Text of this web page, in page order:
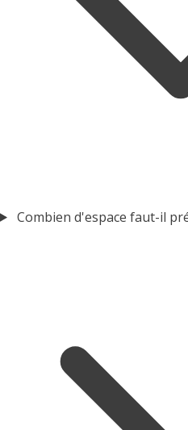
Combien d'espace faut-il